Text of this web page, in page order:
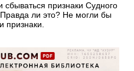
сбываться признаки Судного
ли это? Не могли бы
признаки.